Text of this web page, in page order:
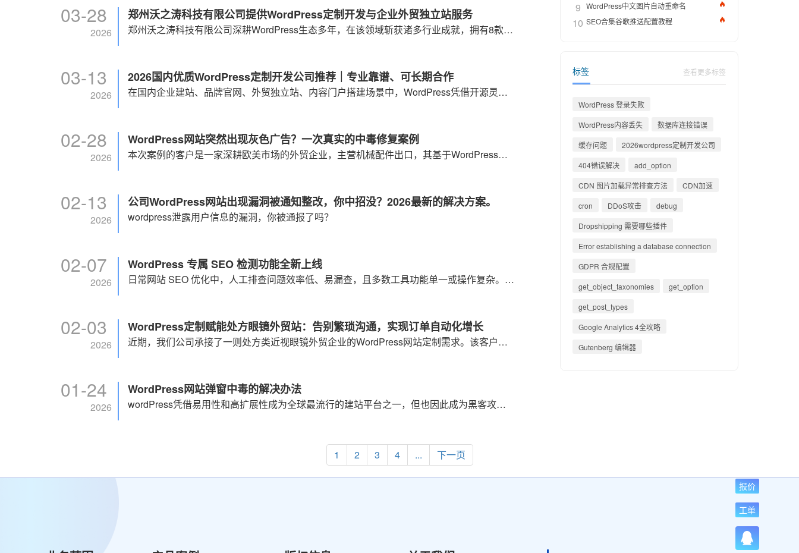
03-28
2026
郑州沃之涛科技有限公司提供WordPress定制开发与企业外贸独立站服务
郑州沃之涛科技有限公司深耕WordPress生态多年，在该领域斩获诸多行业成就，拥有8款上架官方商店的自研插件、2款自研主题，搭建8个技术粉丝交流群，累计服务数万+用户；自研插件在官方商店累计安装量达10万次，沉淀超千个企业建站合作案例与成熟解决方案。
03-13
2026
2026国内优质WordPress定制开发公司推荐｜专业靠谱、可长期合作
在国内企业建站、品牌官网、外贸独立站、内容门户搭建场景中，WordPress凭借开源灵活、扩展性强、生态成熟的优势，成为绝大多数企业的首选建站系统。但想要做出符合业务需求、安全稳定、可长期迭代的WordPress站点，选择一家专业的定制开发公司至关重要。
02-28
2026
WordPress网站突然出现灰色广告？一次真实的中毒修复案例
本次案例的客户是一家深耕欧美市场的外贸企业，主营机械配件出口，其基于WordPress搭建的品牌官网为中英双语版本，已稳定运行近三年，主要依靠百度与Google获取海外询盘与国内合作线索，网站日常运营平稳，从未出现过安全问题。值得注意的是，客户前一周刚为网站安装了一款第三方询盘表单插件，用于收集海外客户咨询信息。
02-13
2026
公司WordPress网站出现漏洞被通知整改，你中招没？2026最新的解决方案。
wordpress泄露用户信息的漏洞，你被通报了吗？
02-07
2026
WordPress 专属 SEO 检测功能全新上线
日常网站 SEO 优化中，人工排查问题效率低、易漏查，且多数工具功能单一或操作复杂。为此，沃之涛科技研发这款内置 29 项专业检测功能的 SEO 插件，旨在帮助用户低成本、高效率识别网站 SEO 问题，无需专业知识也能精准优化。
02-03
2026
WordPress定制赋能处方眼镜外贸站：告别繁琐沟通，实现订单自动化增长
近期，我们公司承接了一则处方类近视眼镜外贸企业的WordPress网站定制需求。该客户此前长期使用某外贸独立站SAAS平台，初期因平台低成本优势快速入局，但随着业务推进，一系列核心痛点逐渐凸显，严重制约了企业的发展效率。
01-24
2026
WordPress网站弹窗中毒的解决办法
wordPress凭借易用性和高扩展性成为全球最流行的建站平台之一，但也因此成为黑客攻击的重点目标。其中，弹窗中毒是最常见的安全问题之一，表现为网站频繁弹出广告、博彩或钓鱼页面，不仅严重影响用户体验，还可能导致网站被搜索引擎标记为“危险网站”，甚至被主机商封禁。本文将提供一套完整的弹窗中毒解决流程，从症状判断到彻底清理，再到安全加固，帮助站长快速恢复网站安全。
9 WordPress中文图片自动重命名
10 SEO合集谷歌推送配置教程
标签 查看更多标签
WordPress 登录失败
WordPress内容丢失
数据库连接错误
缓存问题
2026wordpress定制开发公司
404错误解决
add_option
CDN 图片加载异常排查方法
CDN加速
cron
DDoS攻击
debug
Dropshipping 需要哪些插件
Error establishing a database connection
GDPR 合规配置
get_object_taxonomies
get_option
get_post_types
Google Analytics 4全攻略
Gutenberg 编辑器
1 2 3 4 ... 下一页
报价
工单